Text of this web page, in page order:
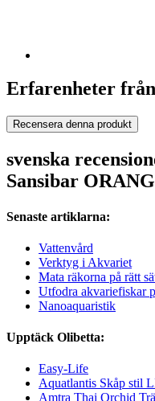
Erfarenheter
Recensera denna produkt
svenska
Sansibar
Senaste artiklarna:
Vattenvård
Verktyg i Akvariet
Mata räkorna på rätt
Utfodra akvariefiskar
Nanoaquaristik
Upptäck Olibetta:
Easy-Life
Aquatlantis Skåp stil
Amtra Thai Orchid Trä